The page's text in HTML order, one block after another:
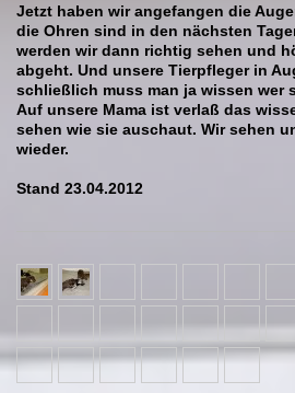
Jetzt haben wir angefangen die
die Ohren sind in den nächsten
werden wir dann richtig sehen und
abgeht. Und unsere Tierpfleger in
schließlich muss man ja wissen wer
Auf unsere Mama ist verlaß das
sehen wie sie auschaut. Wir sehen
wieder.
Stand 23.04.2012